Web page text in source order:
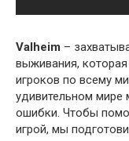
Valheim –
выживания,
игроков по всему
удивительном мире
ошибки. Чтобы
игрой, мы